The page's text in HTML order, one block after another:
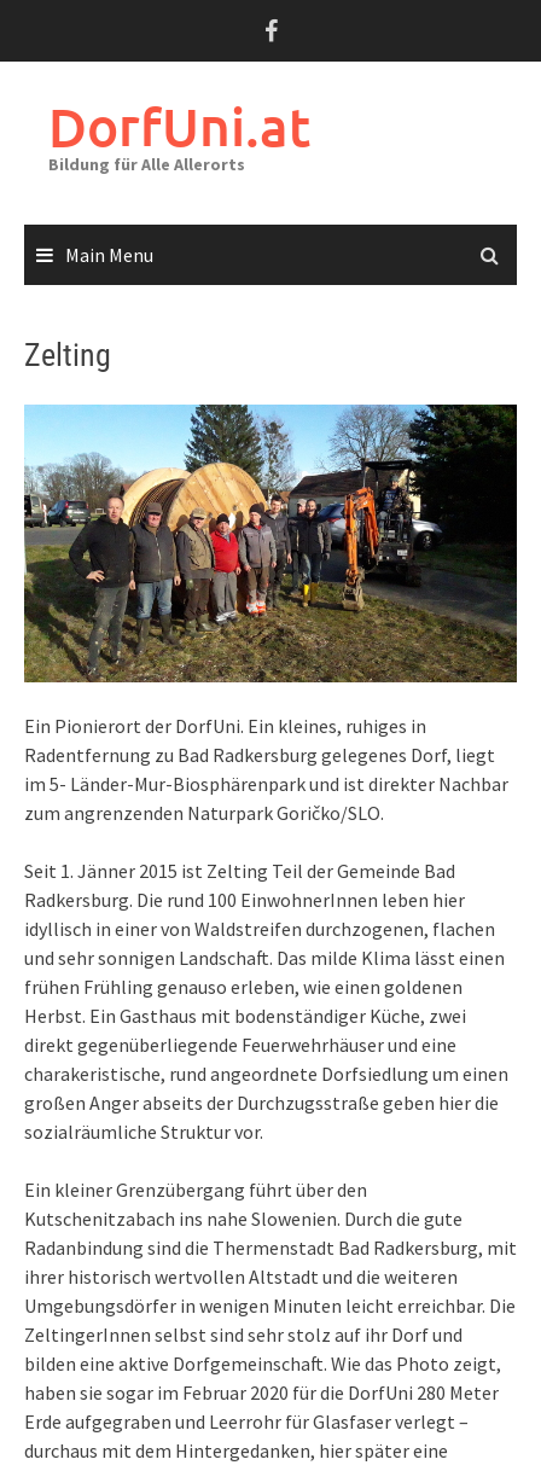
DorfUni.at
Bildung für Alle Allerorts
Main Menu
Zelting
Ein Pionierort der DorfUni. Ein kleines, ruhiges in
Radentfernung zu Bad Radkersburg gelegenes Dorf, liegt
im 5- Länder-Mur-Biosphärenpark und ist direkter Nachbar
zum angrenzenden Naturpark Goričko/SLO.
Seit 1. Jänner 2015 ist Zelting Teil der Gemeinde Bad
Radkersburg. Die rund 100 EinwohnerInnen leben hier
idyllisch in einer von Waldstreifen durchzogenen, flachen
und sehr sonnigen Landschaft. Das milde Klima lässt einen
frühen Frühling genauso erleben, wie einen goldenen
Herbst. Ein Gasthaus mit bodenständiger Küche, zwei
direkt gegenüberliegende Feuerwehrhäuser und eine
charakeristische, rund angeordnete Dorfsiedlung um einen
großen Anger abseits der Durchzugsstraße geben hier die
sozialräumliche Struktur vor.
Ein kleiner Grenzübergang führt über den
Kutschenitzabach ins nahe Slowenien. Durch die gute
Radanbindung sind die Thermenstadt Bad Radkersburg, mit
ihrer historisch wertvollen Altstadt und die weiteren
Umgebungsdörfer in wenigen Minuten leicht erreichbar. Die
ZeltingerInnen selbst sind sehr stolz auf ihr Dorf und
bilden eine aktive Dorfgemeinschaft. Wie das Photo zeigt,
haben sie sogar im Februar 2020 für die DorfUni 280 Meter
Erde aufgegraben und Leerrohr für Glasfaser verlegt –
durchaus mit dem Hintergedanken, hier später eine